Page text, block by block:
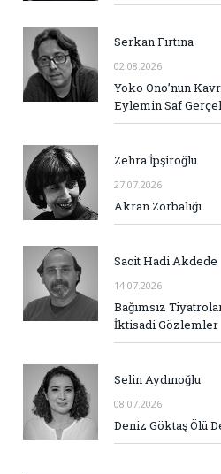
Serkan Fırtına
02.08.2026
Yoko Ono’nun
Eylemin Saf
Zehra İpşiroğlu
27.07.2026
Akran Zorbalığı
Sacit Hadi Akdede
14.07.2026
Bağımsız
İktisadi Gözlemler
Selin Aydınoğlu
08.07.2026
Deniz Göktaş Ölü